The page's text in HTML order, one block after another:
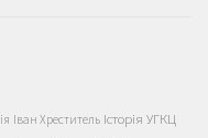
Іван Хреститель Історія УГКЦ